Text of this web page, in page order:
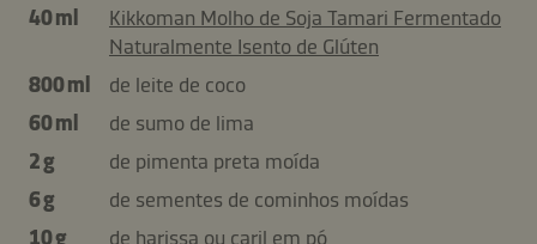
40 ml
Kikkoman Molho de Soja Tamari Fermentado
Naturalmente Isento de Glúten
800 ml
de leite de coco
60 ml
de sumo de lima
2 g
de pimenta preta moída
6 g
de sementes de cominhos moídas
10 g
de harissa ou caril em pó